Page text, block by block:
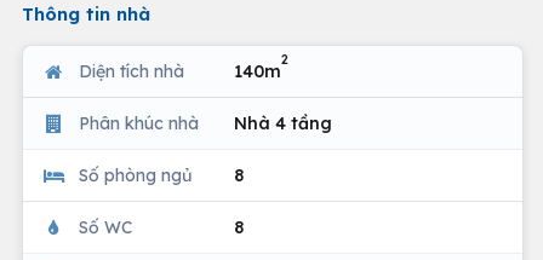
Thông tin nhà
Diện tích nhà 140m
2
Phân khúc nhà Nhà 4 tầng
Số phòng ngủ 8
Số WC 8